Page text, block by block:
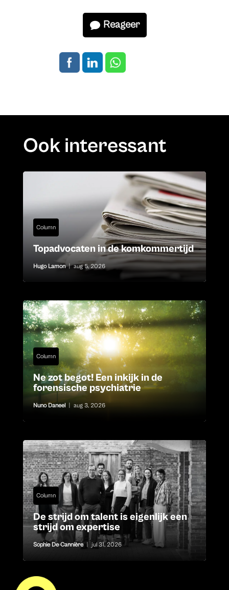
Reageer
Ook interessant
Column
Topadvocaten in de komkommertijd
Hugo Lamon | aug 5, 2026
Column
Ne zot begot! Een inkijk in de
forensische psychiatrie
Nuno Daneel aug 3, 2026
Column
De strijd om talent is eigenlijk een
strijd om expertise
Sophie De Cannière jul 31, 2026